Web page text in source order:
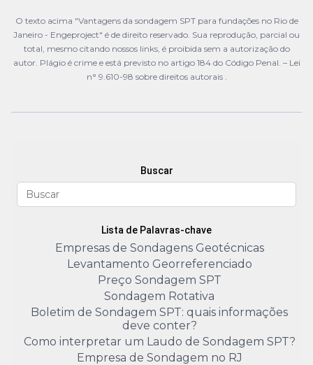
O texto acima "Vantagens da sondagem SPT para fundações no Rio de
Janeiro - Engeproject" é de direito reservado. Sua reprodução, parcial ou
total, mesmo citando nossos links, é proibida sem a autorização do
autor. Plágio é crime e está previsto no artigo 184 do Código Penal. – Lei
n° 9.610-98 sobre direitos autorais .
Buscar
Lista de Palavras-chave
Empresas de Sondagens Geotécnicas
Levantamento Georreferenciado
Preço Sondagem SPT
Sondagem Rotativa
Boletim de Sondagem SPT: quais informações
deve conter?
Como interpretar um Laudo de Sondagem SPT?
Empresa de Sondagem no RJ